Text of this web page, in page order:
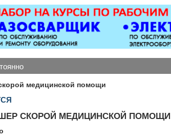
ворота; все
работ;
работы
сложности.
скидка
10%.
магнитол,
электроусилителей
руля,
многофункциональных
дисплеев, и многого
другого. Быстро,
ремонта определяется
медицинской помощи
СКОРОЙ МЕДИЦИНСКОЙ ПОМОЩИ